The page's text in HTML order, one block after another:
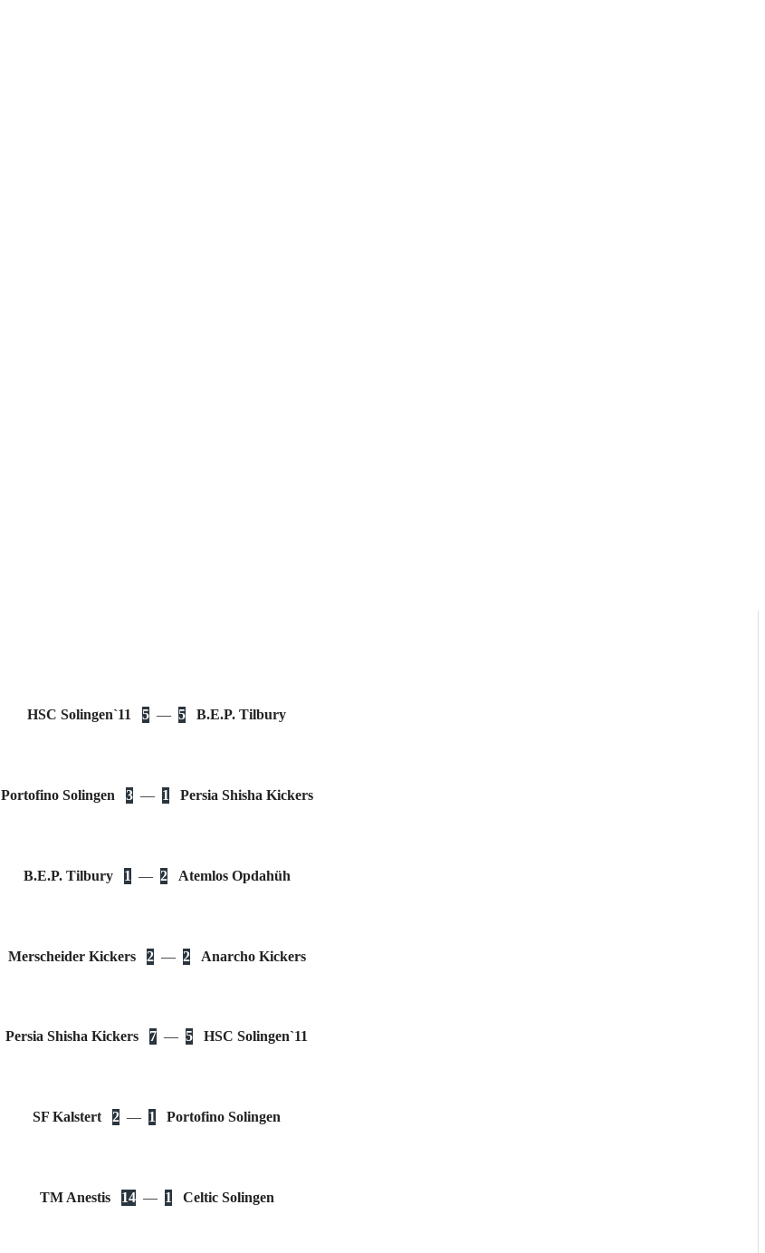
HSC Solingen`11 5 — 5 B.E.P. Tilbury
Portofino Solingen 3 — 1 Persia Shisha Kickers
B.E.P. Tilbury 1 — 2 Atemlos Opdahüh
Merscheider Kickers 2 — 2 Anarcho Kickers
Persia Shisha Kickers 7 — 5 HSC Solingen`11
SF Kalstert 2 — 1 Portofino Solingen
TM Anestis 14 — 1 Celtic Solingen